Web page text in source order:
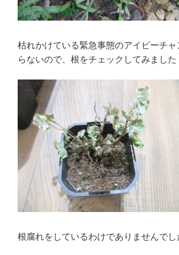
枯れかけている緊急事態のアイビーチ
らないので、根をチェックしてみました
根腐れをしているわけでありませんでし